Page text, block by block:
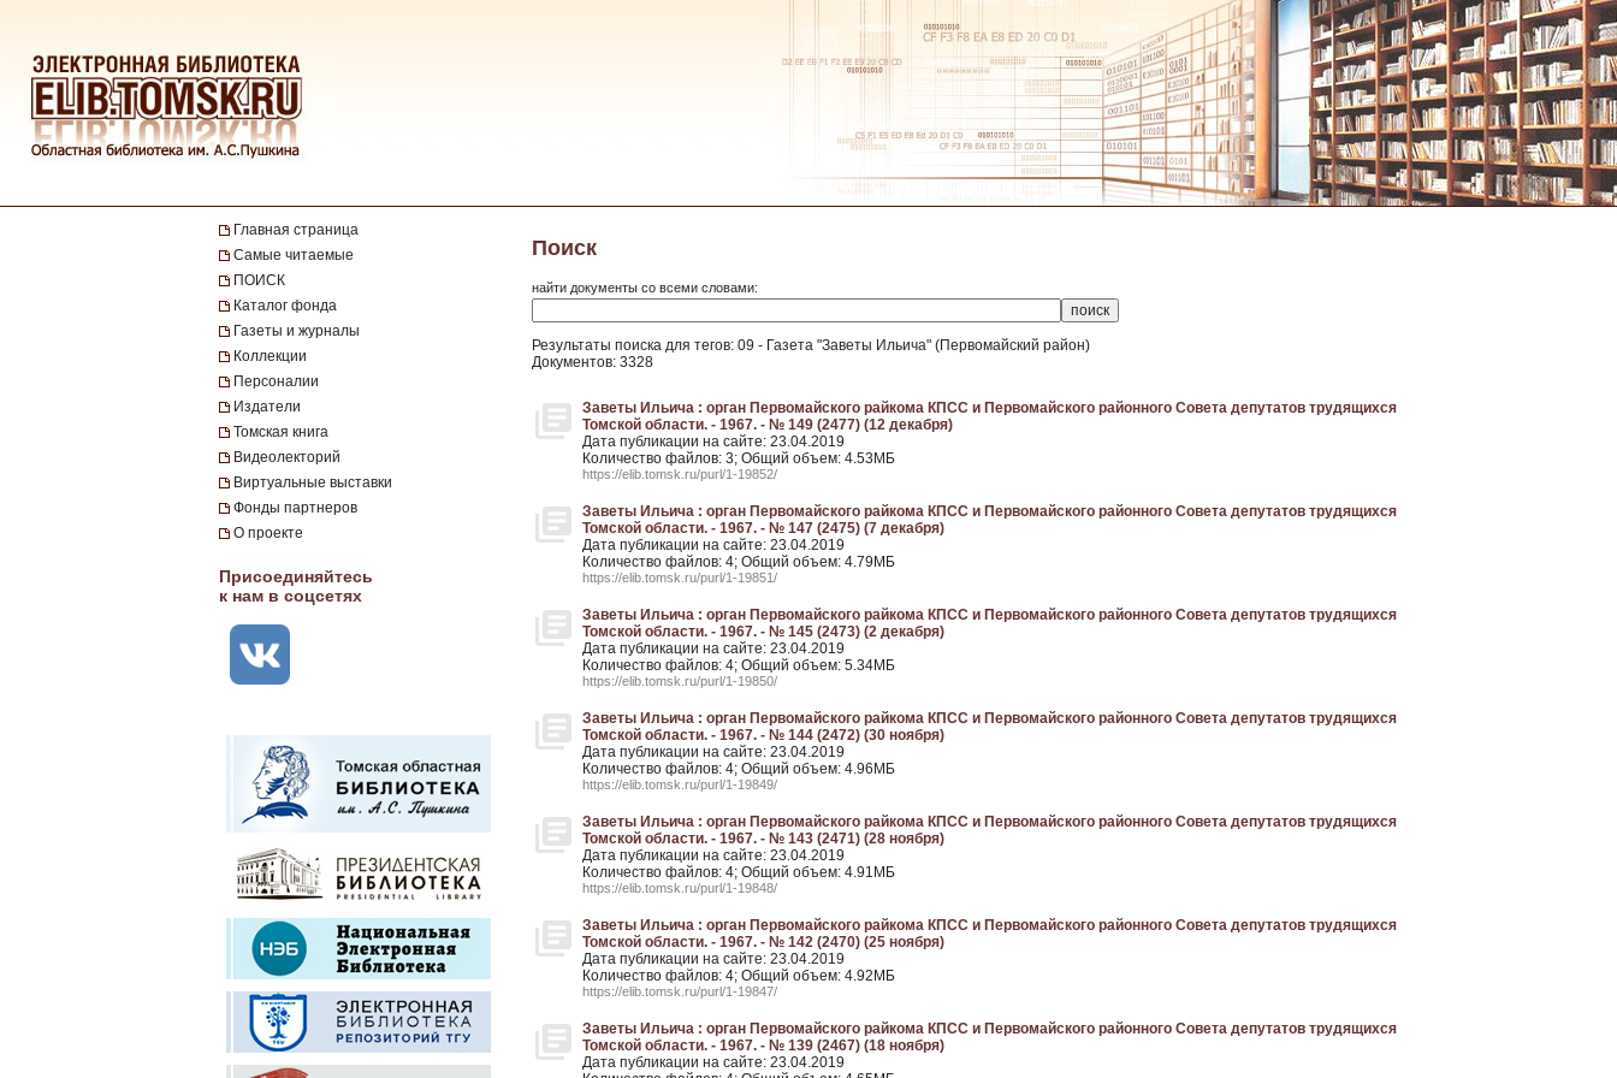
Главная страница
Самые читаемые
ПОИСК
Каталог фонда
Газеты и журналы
Коллекции
Персоналии
Издатели
Томская книга
Видеолекторий
Виртуальные выставки
Фонды партнеров
О проекте
Присоединяйтесь
к нам в соцсетях
Поиск
найти документы со всеми словами:
Результаты поиска для тегов: 09 - Газета "Заветы Ильича" (Первомайский район)
Документов: 3328
Заветы Ильича : орган Первомайского райкома КПСС и Первомайского районного Совета депутатов трудящихся
Томской области. - 1967. - № 149 (2477) (12 декабря)
Дата публикации на сайте: 23.04.2019
Количество файлов: 3; Общий объем: 4.53МБ
https://elib.tomsk.ru/purl/1-19852/
Заветы Ильича : орган Первомайского райкома КПСС и Первомайского районного Совета депутатов трудящихся
Томской области. - 1967. - № 147 (2475) (7 декабря)
Дата публикации на сайте: 23.04.2019
Количество файлов: 4; Общий объем: 4.79МБ
https://elib.tomsk.ru/purl/1-19851/
Заветы Ильича : орган Первомайского райкома КПСС и Первомайского районного Совета депутатов трудящихся
Томской области. - 1967. - № 145 (2473) (2 декабря)
Дата публикации на сайте: 23.04.2019
Количество файлов: 4; Общий объем: 5.34МБ
https://elib.tomsk.ru/purl/1-19850/
Заветы Ильича : орган Первомайского райкома КПСС и Первомайского районного Совета депутатов трудящихся
Томской области. - 1967. - № 144 (2472) (30 ноября)
Дата публикации на сайте: 23.04.2019
Количество файлов: 4; Общий объем: 4.96МБ
https://elib.tomsk.ru/purl/1-19849/
Заветы Ильича : орган Первомайского райкома КПСС и Первомайского районного Совета депутатов трудящихся
Томской области. - 1967. - № 143 (2471) (28 ноября)
Дата публикации на сайте: 23.04.2019
Количество файлов: 4; Общий объем: 4.91МБ
https://elib.tomsk.ru/purl/1-19848/
Заветы Ильича : орган Первомайского райкома КПСС и Первомайского районного Совета депутатов трудящихся
Томской области. - 1967. - № 142 (2470) (25 ноября)
Дата публикации на сайте: 23.04.2019
Количество файлов: 4; Общий объем: 4.92МБ
https://elib.tomsk.ru/purl/1-19847/
Заветы Ильича : орган Первомайского райкома КПСС и Первомайского районного Совета депутатов трудящихся
Томской области. - 1967. - № 139 (2467) (18 ноября)
Дата публикации на сайте: 23.04.2019